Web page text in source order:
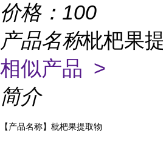
价格： 100
产品名称枇杷果
相似产品 >
简介
【产品名称】 枇杷果提取物